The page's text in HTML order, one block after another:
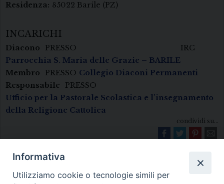
Residenza: 85022 Barile (PZ)
INCARICHI
Diacono
PRESSO
Parrocchia S. Maria delle Grazie – BARILE
Membro
PRESSO Collegio Diaconi Permanenti
Responsabile
IRC
PRESSO
Ufficio per la Pastorale Scolastica e l’insegnamento
della Religione Cattolica
condividi su...
Informativa
Utilizziamo cookie o tecnologie simili per